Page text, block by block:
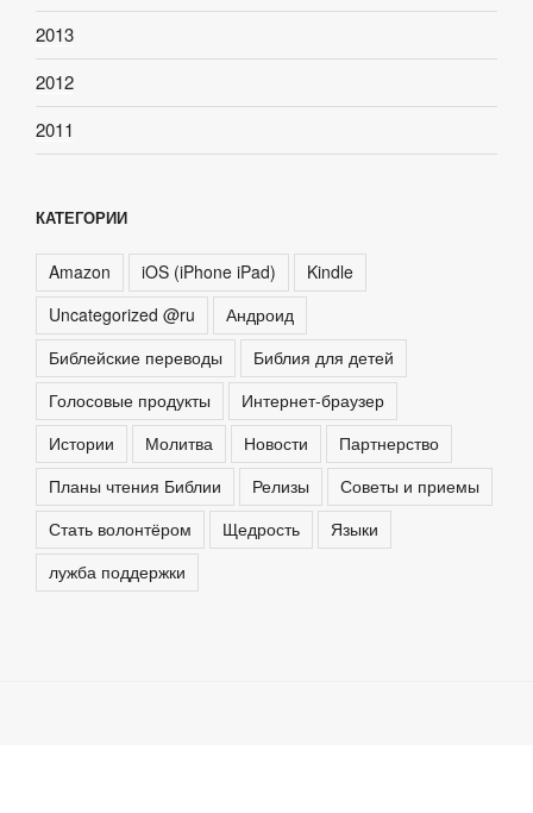
2013
2012
2011
КАТЕГОРИИ
Amazon iOS (iPhone iPad)
Kindle
Uncategorized @ru
Андроид
Библейские переводы
Библия для детей
Голосовые продукты
Интернет-браузер
Истории
Молитва Новости
Партнерство
Планы чтения Библии
Релизы
Советы и приемы
Стать волонтёром
Щедрость
Языки
лужба поддержки